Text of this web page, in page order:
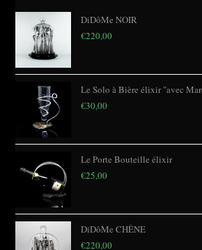
DiDôMe NOIR
€220,00
Le Solo à Bière élixir "avec
€30,00
Le Porte Bouteille élixir
€25,00
DiDôMe CHÊNE
€220,00